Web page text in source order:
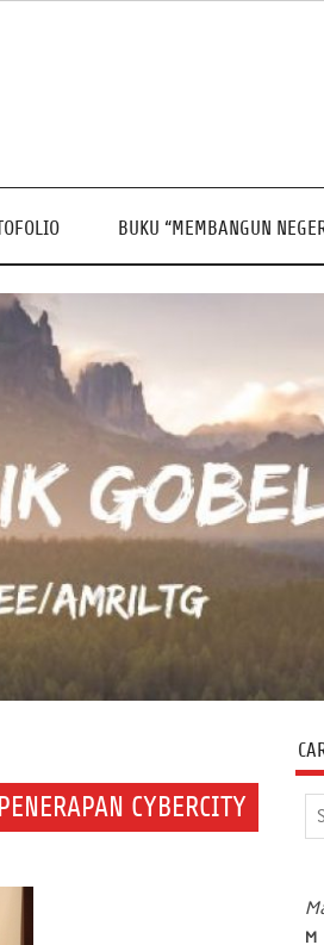
BUKU “MEMBANGUN
CYBERCITY
M